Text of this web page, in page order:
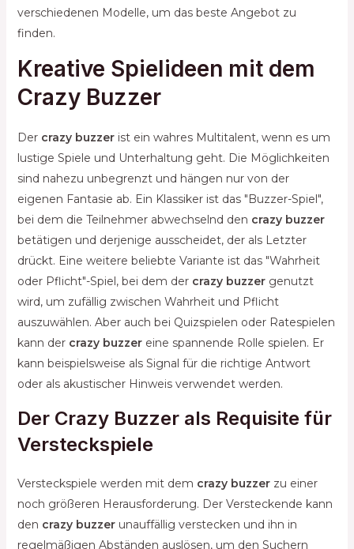
verschiedenen Modelle, um das beste Angebot zu
finden.
Kreative Spielideen mit dem
Crazy Buzzer
Der crazy buzzerist ein wahres Multitalent, wenn es um
lustige Spiele und Unterhaltung geht. Die Möglichkeiten
sind nahezu unbegrenzt und hängen nur von der
eigenen Fantasie ab. Ein Klassiker ist das "Buzzer-Spiel",
bei dem die Teilnehmer abwechselnd den crazy buzzer
betätigen und derjenige ausscheidet, der als Letzter
drückt. Eine weitere beliebte Variante ist das "Wahrheit
oder Pflicht"-Spiel, bei dem der crazy buzzergenutzt
wird, um zufällig zwischen Wahrheit und Pflicht
auszuwählen. Aber auch bei Quizspielen oder Ratespielen
kann der crazy buzzereine spannende Rolle spielen. Er
kann beispielsweise als Signal für die richtige Antwort
oder als akustischer Hinweis verwendet werden.
Der Crazy Buzzer als Requisite für
Versteckspiele
Versteckspiele werden mit dem crazy buzzerzu einer
noch größeren Herausforderung. Der Versteckende kann
den crazy buzzerunauffällig verstecken und ihn in
regelmäßigen Abständen auslösen, um den Suchern